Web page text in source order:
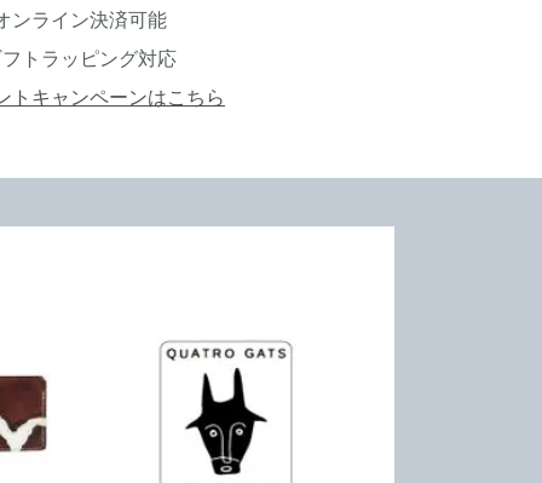
ンライン決済可能
フトラッピング対応
トキャンペーンはこちら